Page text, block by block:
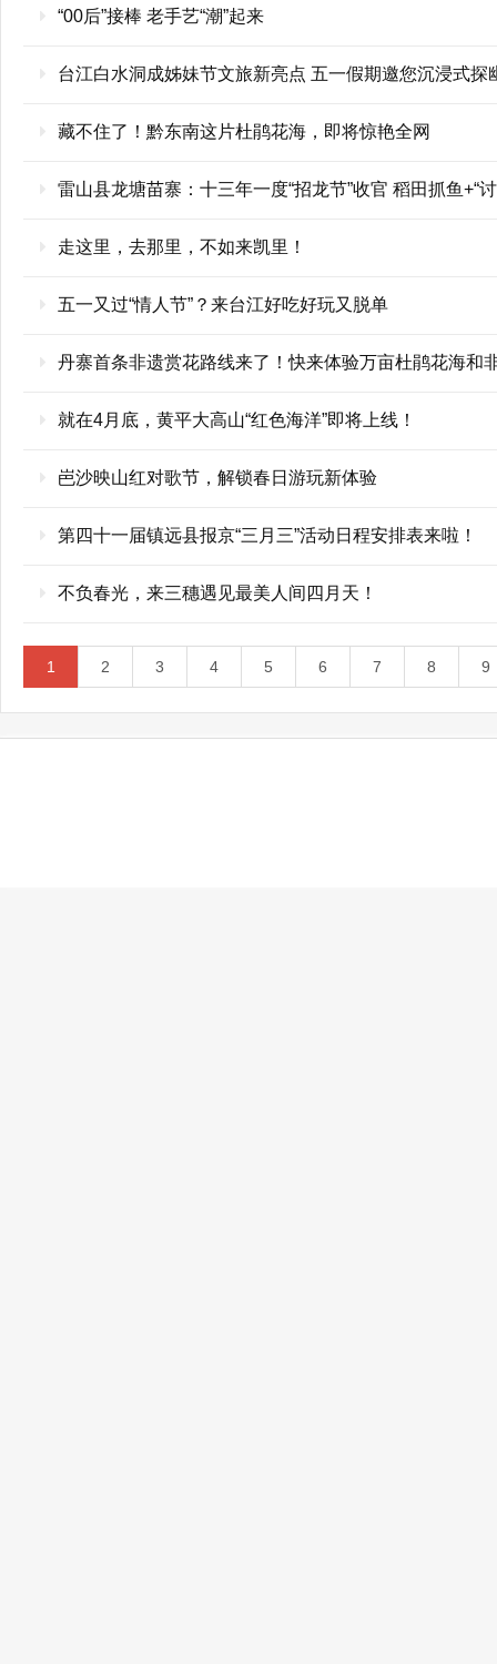
“00后”接棒 老手艺“潮”起来
台江白水洞成姊妹节文旅新亮点 五一假期邀您沉浸式探
藏不住了！黔东南这片杜鹃花海，即将惊艳全网
雷山县龙塘苗寨：十三年一度“招龙节”收官 稻田抓鱼+“
走这里，去那里，不如来凯里！
五一又过“情人节”？来台江好吃好玩又脱单
丹寨首条非遗赏花路线来了！快来体验万亩杜鹃花海和
就在4月底，黄平大高山“红色海洋”即将上线！
岜沙映山红对歌节，解锁春日游玩新体验
第四十一届镇远县报京“三月三”活动日程安排表来啦！
不负春光，来三穗遇见最美人间四月天！
1 2 3 4 5 6 7 8 9